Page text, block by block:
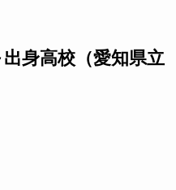
身高校（愛知県立